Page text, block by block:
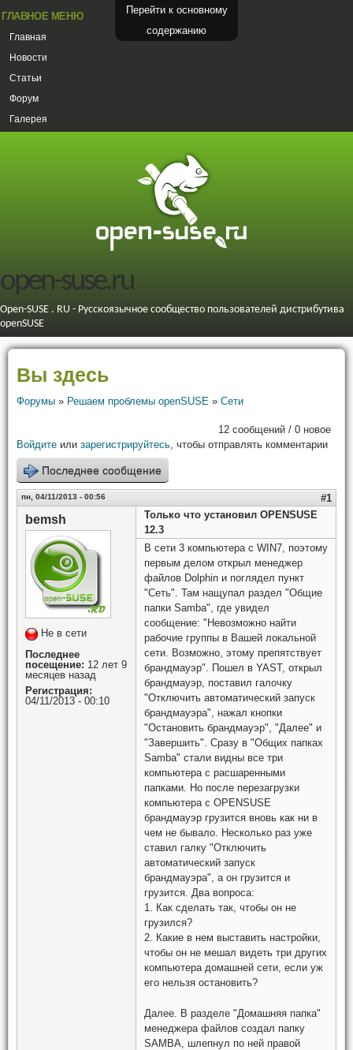
Перейти к основному
содержанию
ГЛАВНОЕ МЕНЮ
Главная
Новости
Статьи
Форум
Галерея
open-suse.ru
Open-SUSE . RU - Русскоязычное сообщество пользователей дистрибутива
openSUSE
Вы здесь
Форумы » Решаем проблемы openSUSE » Сети
12 сообщений / 0 новое
Войдите или зарегистрируйтесь, чтобы отправлять комментарии
Последнее сообщение
пн, 04/11/2013 - 00:56 #1
bemsh
Не в сети
Последнее
посещение: 12 лет 9
месяцев назад
Регистрация:
04/11/2013 - 00:10
Только что установил OPENSUSE
12.3
В сети 3 компьютера c WIN7, поэтому
первым делом открыл менеджер
файлов Dolphin и поглядел пункт
"Сеть". Там нащупал раздел "Общие
папки Samba", где увидел
сообщение: "Невозможно найти
рабочие группы в Вашей локальной
сети. Возможно, этому препятствует
брандмауэр". Пошел в YAST, открыл
брандмауэр, поставил галочку
"Отключить автоматический запуск
брандмауэра", нажал кнопки
"Остановить брандмауэр", "Далее" и
"Завершить". Сразу в "Общих папках
Samba" стали видны все три
компьютера с расшаренными
папками. Но после перезагрузки
компьютера с OPENSUSE
брандмауэр грузится вновь как ни в
чем не бывало. Несколько раз уже
ставил галку "Отключить
автоматический запуск
брандмауэра", а он грузится и
грузится. Два вопроса:
1. Как сделать так, чтобы он не
грузился?
2. Какие в нем выставить настройки,
чтобы он не мешал видеть три других
компьютера домашней сети, если уж
его нельзя остановить?
Далее. В разделе "Домашняя папка"
менеджера файлов создал папку
SAMBA, шлепнул по ней правой